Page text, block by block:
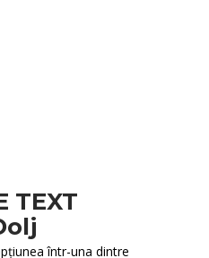
TEXT
într-una dintre